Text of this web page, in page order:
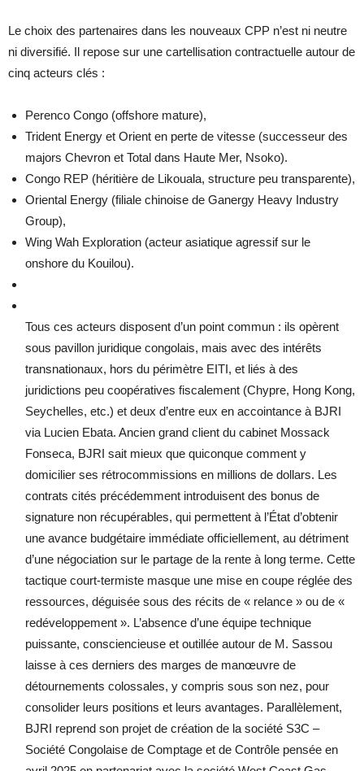
Le choix des partenaires dans les nouveaux CPP n’est ni neutre
ni diversifié. Il repose sur une cartellisation contractuelle autour de
cinq acteurs clés :
Perenco Congo (offshore mature),
Trident Energy et Orient en perte de vitesse (successeur des
majors Chevron et Total dans Haute Mer, Nsoko).
Congo REP (héritière de Likouala, structure peu transparente),
Oriental Energy (filiale chinoise de Ganergy Heavy Industry
Group),
Wing Wah Exploration (acteur asiatique agressif sur le
onshore du Kouilou).
Tous ces acteurs disposent d’un point commun : ils opèrent
sous pavillon juridique congolais, mais avec des intérêts
transnationaux, hors du périmètre EITI, et liés à des
juridictions peu coopératives fiscalement (Chypre, Hong Kong,
Seychelles, etc.) et deux d’entre eux en accointance à BJRI
via Lucien Ebata. Ancien grand client du cabinet Mossack
Fonseca, BJRI sait mieux que quiconque comment y
domicilier ses rétrocommissions en millions de dollars. Les
contrats cités précédemment introduisent des bonus de
signature non récupérables, qui permettent à l’État d’obtenir
une avance budgétaire immédiate officiellement, au détriment
d’une négociation sur le partage de la rente à long terme. Cette
tactique court-termiste masque une mise en coupe réglée des
ressources, déguisée sous des récits de « relance » ou de «
redéveloppement ». L’absence d’une équipe technique
puissante, consciencieuse et outillée autour de M. Sassou
laisse à ces derniers des marges de manœuvre de
détournements colossales, y compris sous son nez, pour
consolider leurs positions et leurs avantages. Parallèlement,
BJRI reprend son projet de création de la société S3C –
Société Congolaise de Comptage et de Contrôle pensée en